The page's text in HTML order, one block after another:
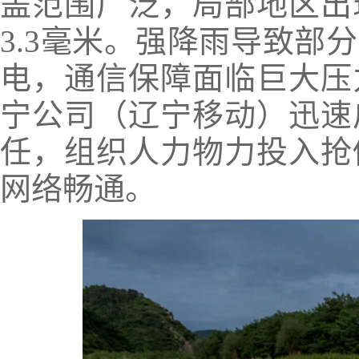
3.3毫米。强降雨导致部
电，通信保障面临巨大
宁公司（辽宁移动）迅
任，组织人力物力投入
网络畅通。